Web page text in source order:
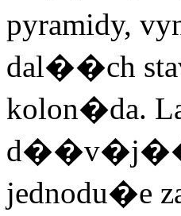
pyramidy,
dal��ch
kolon�da.
jednodu�e